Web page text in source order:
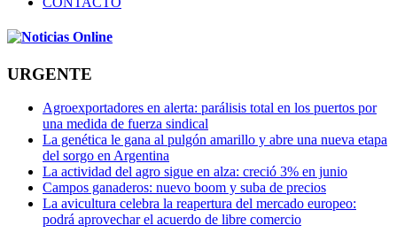
URGENTE
Agroexportadores en alerta: parálisis total en los puertos por
una medida de fuerza sindical
La genética le gana al pulgón amarillo y abre una nueva etapa
del sorgo en Argentina
La actividad del agro sigue en alza: creció 3% en junio
Campos ganaderos: nuevo boom y suba de precios
La avicultura celebra la reapertura del mercado europeo:
podrá aprovechar el acuerdo de libre comercio